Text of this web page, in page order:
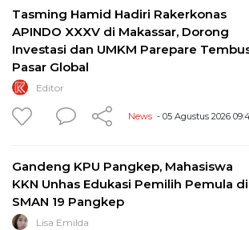
Tasming Hamid Hadiri Rakerkonas
APINDO XXXV di Makassar, Dorong
Investasi dan UMKM Parepare
Pasar Global
Editor
News - 05 Agustus 2026
Gandeng KPU Pangkep, Mahasiswa
KKN Unhas Edukasi Pemilih Pemula di
SMAN 19 Pangkep
Lisa Emilda